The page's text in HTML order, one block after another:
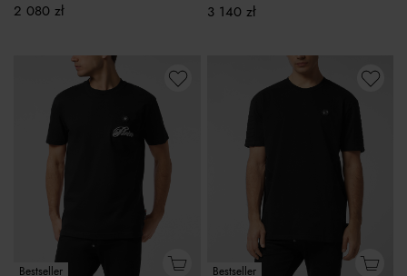
2 080 zł 3 140 zł
Bestseller Bestseller